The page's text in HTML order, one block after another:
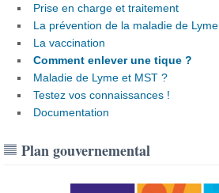
Prise en charge et traitement
La prévention de la maladie de Lyme
La vaccination
Comment enlever une tique ?
Maladie de Lyme et MST ?
Testez vos connaissances !
Documentation
Plan gouvernemental